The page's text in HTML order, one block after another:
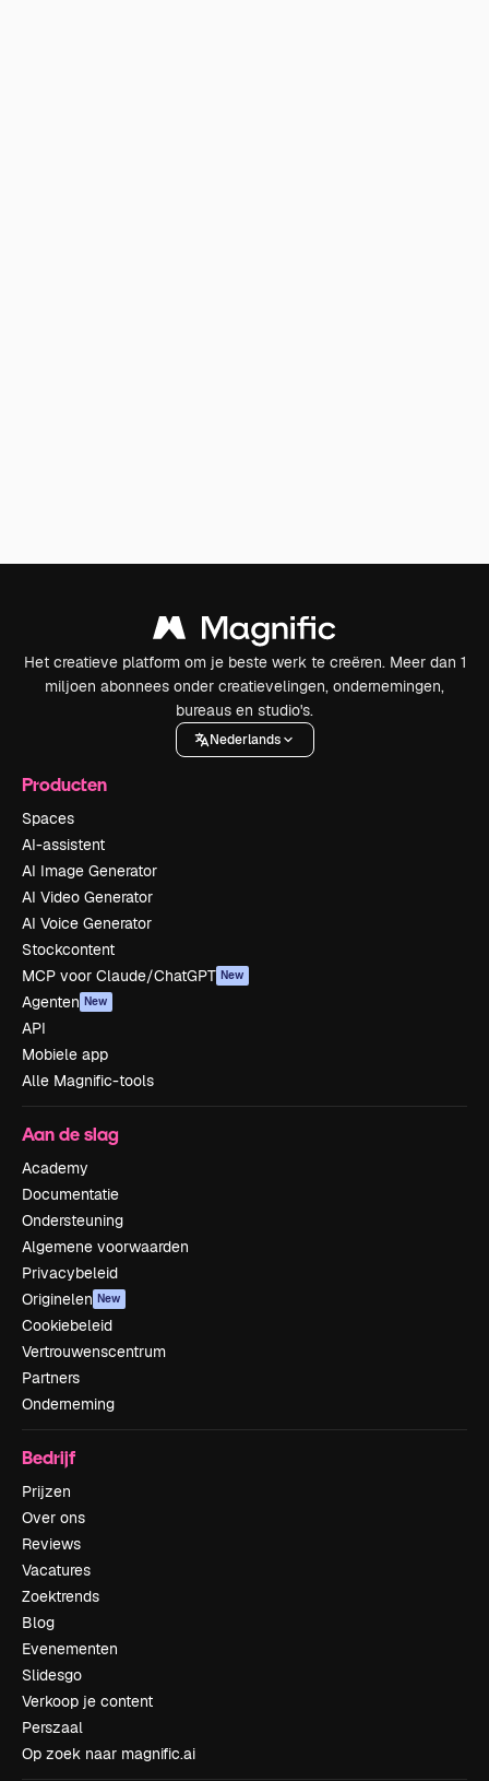
Het creatieve platform om je beste werk te creëren. Meer dan 1
miljoen abonnees onder creatievelingen, ondernemingen,
bureaus en studio's.
Nederlands
Producten
Spaces
AI-assistent
AI Image Generator
AI Video Generator
AI Voice Generator
Stockcontent
MCP voor Claude/ChatGPT New
Agenten New
API
Mobiele app
Alle Magnific-tools
Aan de slag
Academy
Documentatie
Ondersteuning
Algemene voorwaarden
Privacybeleid
Originelen New
Cookiebeleid
Vertrouwenscentrum
Partners
Onderneming
Bedrijf
Prijzen
Over ons
Reviews
Vacatures
Zoektrends
Blog
Evenementen
Slidesgo
Verkoop je content
Perszaal
Op zoek naar magnific.ai